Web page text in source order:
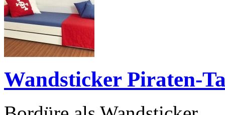
Wandsticker Piraten-